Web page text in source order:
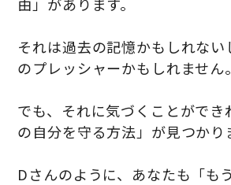
それは過去の記憶かもしれない
のプレッシャーかもしれません。
でも、それに気づくことができ
の自分を守る方法」が見つかり
Dさんのように、あなたも「も